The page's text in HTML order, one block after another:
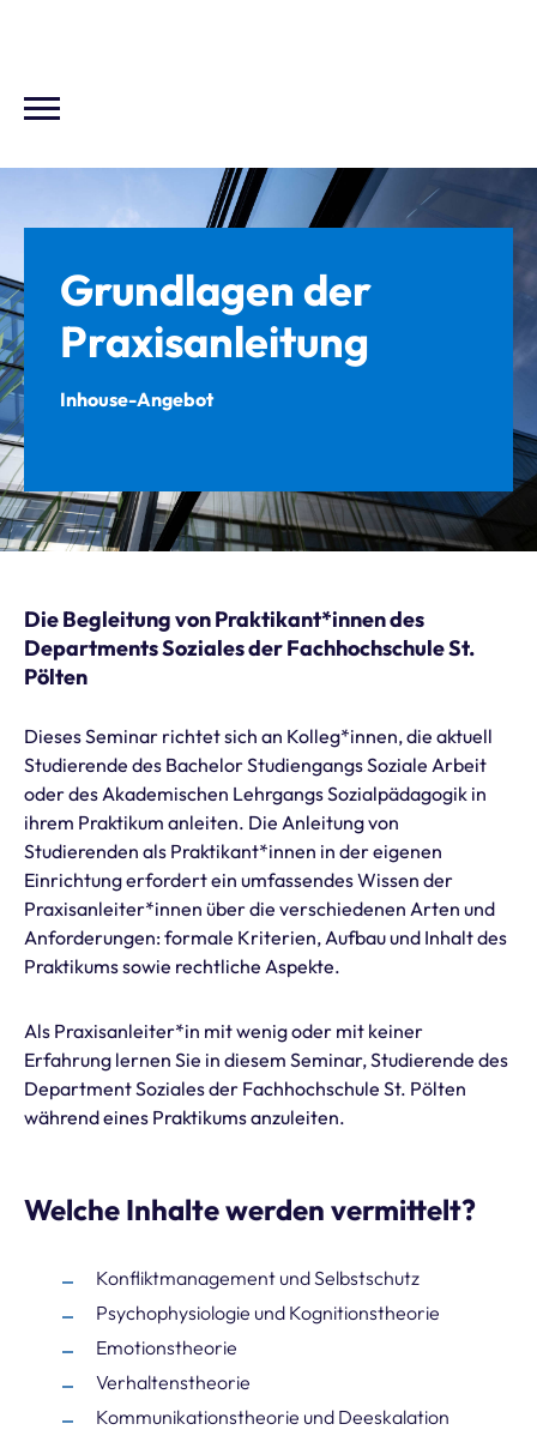
Grundlagen der
Praxisanleitung
Inhouse-Angebot
Die Begleitung von Praktikant*innen des
Departments Soziales der Fachhochschule St.
Pölten
Dieses Seminar richtet sich an Kolleg*innen, die aktuell
Studierende des Bachelor Studiengangs Soziale Arbeit
oder des Akademischen Lehrgangs Sozialpädagogik in
ihrem Praktikum anleiten. Die Anleitung von
Studierenden als Praktikant*innen in der eigenen
Einrichtung erfordert ein umfassendes Wissen der
Praxisanleiter*innen über die verschiedenen Arten und
Anforderungen: formale Kriterien, Aufbau und Inhalt des
Praktikums sowie rechtliche Aspekte.
Als Praxisanleiter*in mit wenig oder mit keiner
Erfahrung lernen Sie in diesem Seminar, Studierende des
Department Soziales der Fachhochschule St. Pölten
während eines Praktikums anzuleiten.
Welche Inhalte werden vermittelt?
Konfliktmanagement und Selbstschutz
Psychophysiologie und Kognitionstheorie
Emotionstheorie
Verhaltenstheorie
Kommunikationstheorie und Deeskalation